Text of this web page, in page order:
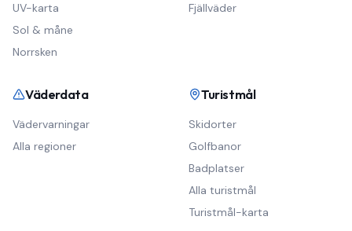
UV-karta
Sol & måne
Norrsken
Fjällväder
Väderdata
Vädervarningar
Alla regioner
Turistmål
Skidorter
Golfbanor
Badplatser
Alla turistmål
Turistmål-karta